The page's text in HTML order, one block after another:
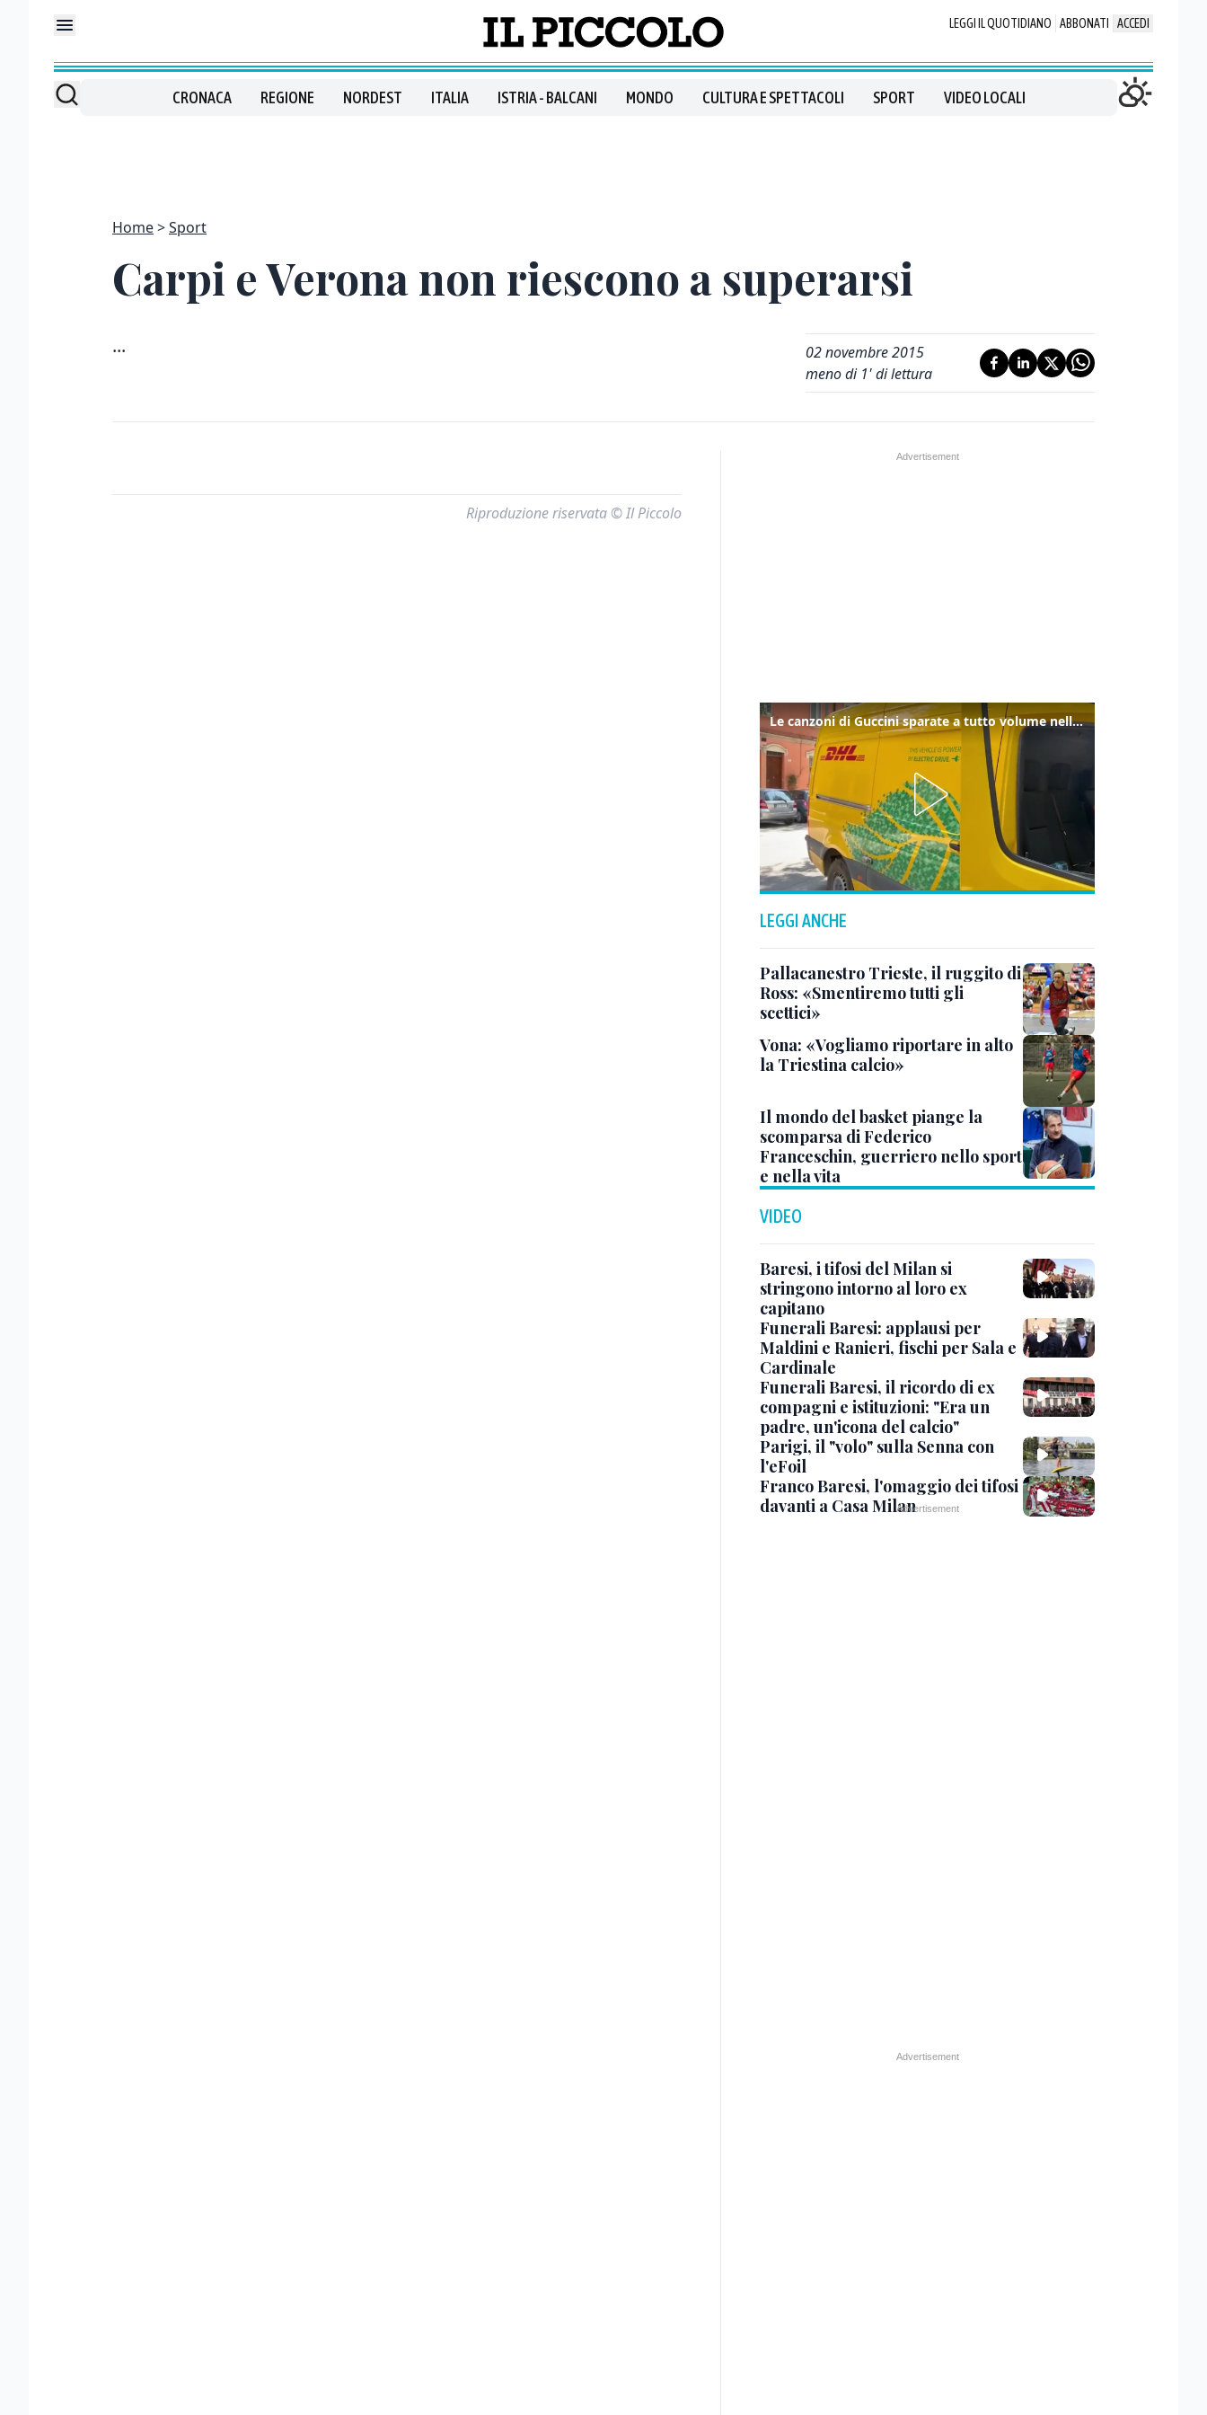
LEGGI IL QUOTIDIANO ABBONATI ACCEDI
CRONACA REGIONE NORDEST ITALIA ISTRIA - BALCANI MONDO CULTURA E SPETTACOLI SPORT VIDEO LOCALI
Home Sport
Carpi e Verona non riescono a superarsi
...
02 novembre 2015
meno di 1' di lettura
Riproduzione riservata © Il Piccolo
Le canzoni di Guccini sparate a tutto volume nella strada dove abitava
LEGGI ANCHE
Pallacanestro Trieste, il ruggito di
Ross: «Smentiremo tutti gli
scettici»
Vona: «Vogliamo riportare in alto
la Triestina calcio»
Il mondo del basket piange la
scomparsa di Federico
Franceschin, guerriero nello sport
e nella vita
VIDEO
Baresi, i tifosi del Milan si
stringono intorno al loro ex
capitano
Funerali Baresi: applausi per
Maldini e Ranieri, fischi per Sala e
Cardinale
Funerali Baresi, il ricordo di ex
compagni e istituzioni: "Era un
padre, un'icona del calcio"
Parigi, il "volo" sulla Senna con
l'eFoil
Franco Baresi, l'omaggio dei tifosi
davanti a Casa Milan